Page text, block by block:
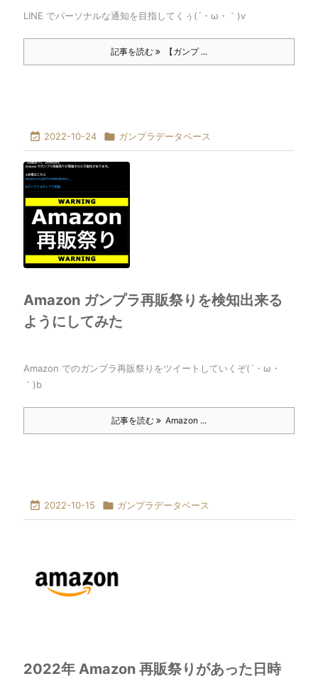
LINE でパーソナルな通知を目指してくぅ(´・ω・｀)v
記事を読む 【ガンプ ...
 2022-10-24  ガンプラデータベース
Amazon ガンプラ再販祭りを検知出来る
ようにしてみた
Amazon でのガンプラ再販祭りをツイートしていくぞ(´・ω・
｀)b
記事を読む Amazon ...
 2022-10-15  ガンプラデータベース
2022年 Amazon 再販祭りがあった日時